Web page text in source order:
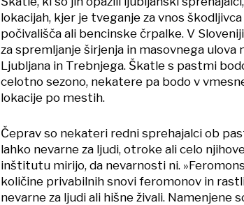
lokacijah, kjer je tveganje za vnos
počivališča ali bencinske črpalke. V
za spremljanje širjenja in masovnega ulova
Ljubljana in Trebnjega. Škatle s pastmi
celotno sezono, nekatere pa bodo v
lokacije po mestih.
Čeprav so nekateri redni sprehajalci ob
lahko nevarne za ljudi, otroke ali celo
inštitutu mirijo, da nevarnosti ni.
količine privabilnih snovi feromonov in
nevarne za ljudi ali hišne živali. Namenjene